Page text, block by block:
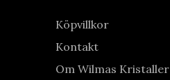
Köpvillkor
Kontakt
Om Wilmas Kristaller